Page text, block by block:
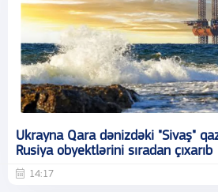
Ukrayna Qara dənizdəki "Sivaş"
Rusiya obyektlərini sıradan çıxarıb
14:17